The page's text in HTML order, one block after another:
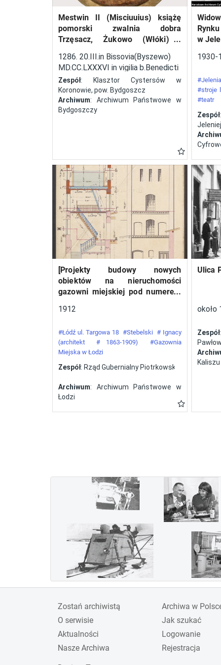
techniczny konstrukcji
startujących w zawodach
samolotów. Ponadto
przeprowadzano próby
zużycia paliwa, szybkiego
uruchomienia silnika,
oceniano czas i sposób
składania i rozkładania
1934. W zawodach brały
także udział panie. Polscy
lotnicy zadebiutowali
podczas zawodów w roku
1930. Była to druga pod
względem liczebności
ekipa (12 załóg),
startująca wyłącznie na
samolotach polskiej
konstrukcji. W Challenge’u
zwycięstwo odnieśli
Franciszek Żwirko i
Stanisław Wigura na RWD-
6. Tym samym Polsce
przypadła organizacja
kolejnej odsłony zawodów.
Zorganizowany przez
Pokrzywka. Jednak ze
względu na koszty Polska
wycofała się z udziału i
organizacji imprezy w
1936 roku. Inne kraje,
zaangażowane w rozwój
lotnictwa wojskowego w
związku z przewidywana
wojną, nie przejęły roli
gospodarza zawodów,
reaktywowano.
Mestwin II (Misciuuius) książę
pomorski zwalnia dobra
Trzęsacz, Żukowo (Włóki) i
Dobrcz w kasztelanii
wyszogrodzkiej, należące do
klasztoru cystersów w
1286. 20.III.in Bissovia(Byszewo)
MD.CC.LXXXVI in vigilia b.Benedicti
abbatos.
Zespół: Klasztor Cystersów w
Koronowie, pow. Bydgoszcz
Archiwum: Archiwum Państwowe w
Bydgoszczy
w
1930-
#stroje
#teatr
Zespół
[Projekty budowy nowych
obiektów na nieruchomości
gazowni miejskiej pod numerem
Łodzi]
1912
#Łódź ul. Targowa 18 #Stebelski # Ignacy
(architekt
# 1863-1909)
#Gazownia
Miejska w Łodzi
Zespół: Rząd Gubernialny Piotrkowski
Archiwum: Archiwum Państwowe w
Łodzi
Ulica
około
Zespół
Kaliszu
Zostań archiwistą
O serwisie
Aktualności
Nasze Archiwa
Archiwa w
Jak szukać
Logowanie
Rejestracja